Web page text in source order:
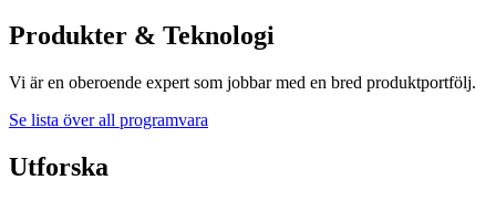
Produkter & Teknologi
Vi är en oberoende expert som jobbar med en bred produktportfölj.
Se lista över all programvara
Utforska